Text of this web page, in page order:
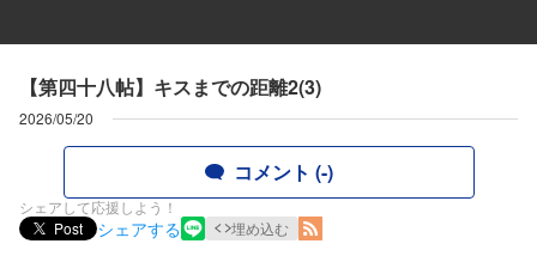
【第四十八帖】キスまでの距離2(3)
2026/05/20
コメント (-)
シェアして応援しよう！
Post
シェアする 埋め込む